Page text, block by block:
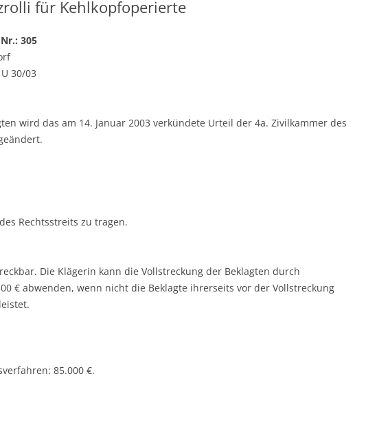
für Kehlkopfoperierte
305
30/03
wird das am 14. Januar 2003 verkündete Urteil der 4a. Zivilkammer des
Rechtsstreits zu tragen.
Die Klägerin kann die Vollstreckung der Beklagten durch
€ abwenden, wenn nicht die Beklagte ihrerseits vor der Vollstreckung
85.000 €.